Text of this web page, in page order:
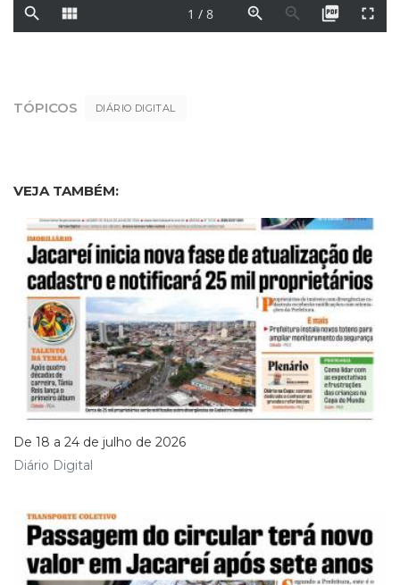
TÓPICOS DIÁRIO DIGITAL
VEJA TAMBÉM:
De 18 a 24 de julho de 2026
Diário Digital